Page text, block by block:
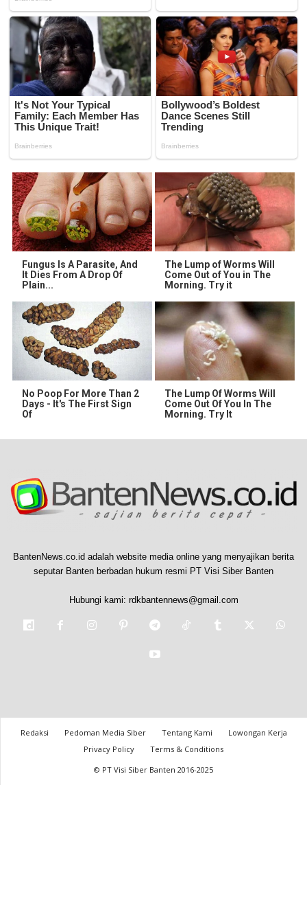
Fungus Is A Parasite, And
It Dies From A Drop Of
Plain...
The Lump of Worms Will
Come Out of You in The
Morning. Try it
No Poop For More Than 2
Days - It's The First Sign
Of
The Lump Of Worms Will
Come Out Of You In The
Morning. Try It
BantenNews.co.id adalah website media online yang menyajikan berita
seputar Banten berbadan hukum resmi PT Visi Siber Banten
Hubungi kami: rdkbantennews@gmail.com
Redaksi Pedoman Media Siber Tentang Kami
Lowongan Kerja
Privacy Policy
Terms & Conditions
© PT Visi Siber Banten 2016-2025